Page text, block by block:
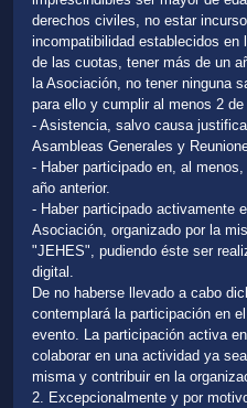
derechos civiles, no estar
incompatibilidad establecidos
de las cuotas, tener más de un
la Asociación, no tener ninguna
para ello y cumplir al menos 2
- Asistencia, salvo causa
Asambleas Generales y
- Haber participado en, al
año anterior.
- Haber participado activamente
Asociación, organizado por la
"JEHES", pudiendo éste ser
digital.
De no haberse llevado a cabo
contemplará la participación en
evento. La participación activa
colaborar en una actividad ya
misma y contribuir en la
2. Excepcionalmente y por